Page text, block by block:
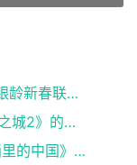
银龄焕新彩 温暖中国年——《2026银龄新春联欢会》聚焦有爱有梦老龄群像
以建筑为起点展开文明对话，《狂想之城2》的四重叩问与三维跃升
笔墨承古意，新锐展锋芒 ——《书画里的中国》第三季直播直击首届中国画博士生作品展